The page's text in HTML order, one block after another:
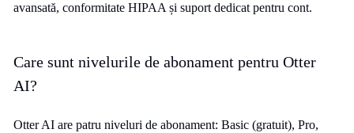
avansată, conformitate HIPAA și suport dedicat pentru cont.
Care sunt nivelurile de abonament pentru Otter
AI?
Otter AI are patru niveluri de abonament: Basic (gratuit), Pro,